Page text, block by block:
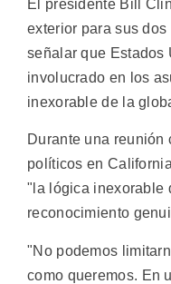
El presidente Bill
exterior para sus dos
señalar que Estados
involucrado en los
inexorable de la
Durante una
políticos en
"la lógica inexorable
reconocimiento
"No podemos
como queremos. En